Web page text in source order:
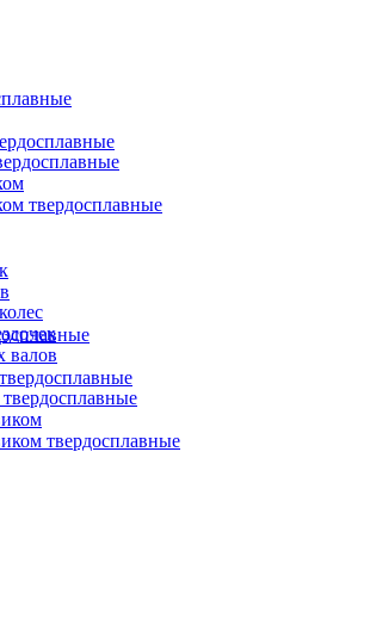
твердосплавные
валов
твердосплавные